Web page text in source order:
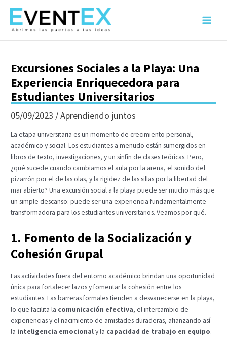
contenido
Main
Excursiones Sociales a la Playa: Una
Experiencia Enriquecedora para
Estudiantes Universitarios
05/09/2023 /Aprendiendo juntos
La etapa universitaria es un momento de crecimiento personal,
académico y social. Los estudiantes a menudo están sumergidos en
libros de texto, investigaciones, y un sinfín de clases teóricas. Pero,
¿qué sucede cuando cambiamos el aula por la arena, el sonido del
pizarrón por el de las olas, y la rigidez de las sillas por la libertad del
mar abierto? Una excursión social a la playa puede ser mucho más que
un simple descanso: puede ser una experiencia fundamentalmente
transformadora para los estudiantes universitarios. Veamos por qué.
1. Fomento de la Socialización y
Cohesión Grupal
Las actividades fuera del entorno académico brindan una oportunidad
única para fortalecer lazos y fomentar la cohesión entre los
estudiantes. Las barreras formales tienden a desvanecerse en la playa,
lo que facilita la comunicación efectiva, el intercambio de
experiencias y el nacimiento de amistades duraderas, afianzando así
la inteligencia emocionaly la capacidad de trabajo en equipo.